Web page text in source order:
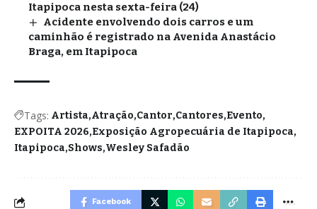
Itapipoca nesta sexta-feira (24)
Acidente envolvendo dois carros e um
caminhão é registrado na Avenida Anastácio
Braga, em Itapipoca
Tags: Artista Atração Cantor Cantores Evento
EXPOITA 2026 Exposição Agropecuária de Itapipoca
Itapipoca Shows Wesley Safadão
Facebook